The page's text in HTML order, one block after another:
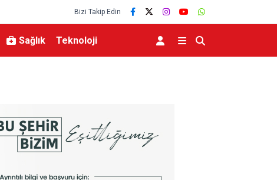
Bizi Takip Edin
Sağlık Teknoloji